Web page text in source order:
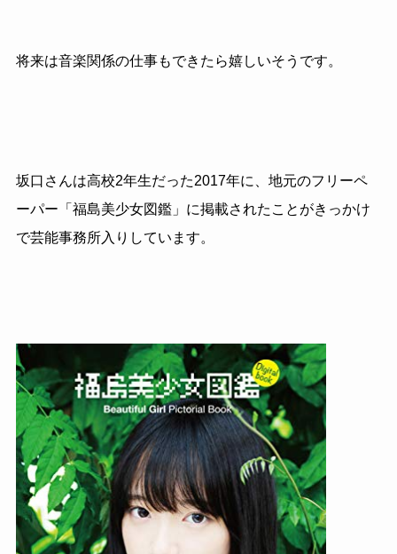
将来は音楽関係の仕事もできたら嬉しいそうです。
坂口さんは高校2年生だった2017年に、地元のフリーペ
ーパー「福島美少女図鑑」に掲載されたことがきっかけ
で芸能事務所入りしています。